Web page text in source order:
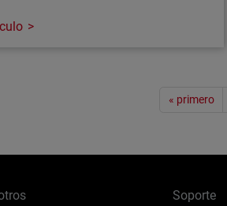
en 2026: por qué el riesgo
En 2026, los ciberataques se
afectan a empresas de todos los
« primero
Soporte